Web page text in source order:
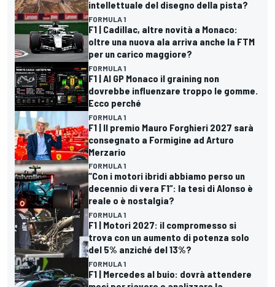
intellettuale del disegno della pista?
FORMULA 1
F1 | Cadillac, altre novità a Monaco:
oltre una nuova ala arriva anche la FTM
per un carico maggiore?
FORMULA 1
F1 | Al GP Monaco il graining non
dovrebbe influenzare troppo le gomme.
Ecco perché
FORMULA 1
F1 | Il premio Mauro Forghieri 2027 sarà
consegnato a Formigine ad Arturo
Merzario
FORMULA 1
“Con i motori ibridi abbiamo perso un
decennio di vera F1”: la tesi di Alonso è
reale o è nostalgia?
FORMULA 1
F1 | Motori 2027: il compromesso si
trova con un aumento di potenza solo
del 5% anziché del 13%?
FORMULA 1
F1 | Mercedes al buio: dovrà attendere